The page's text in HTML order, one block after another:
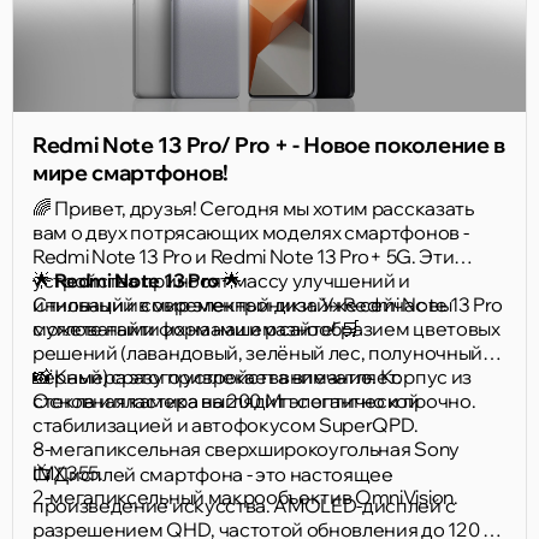
Redmi Note 13 Pro/ Pro + - Новое поколение в
мире смартфонов!
🌈 Привет, друзья! Сегодня мы хотим рассказать
вам о двух потрясающих моделях смартфонов -
Redmi Note 13 Pro и Redmi Note 13 Pro+ 5G. Эти
устройства приносят массу улучшений и
инноваций в мир электроники. Уже сейчас вы
можете найти их на нашем сайте! 🛒
🌟Redmi Note 13 Pro🌟
Стильный и современный дизайн Redmi Note 13 Pro
с угловатыми формами и разнообразием цветовых
решений (лавандовый, зелёный лес, полуночный
чёрный) сразу привлекает внимание. Корпус из
стекла и пластика выглядит элегантно и прочно.
📸 Камера этого устройства впечатляет:
Основная камера на 200 Мп с оптической
стабилизацией и автофокусом SuperQPD.
8-мегапиксельная сверхширокоугольная Sony
IMX355.
2-мегапиксельный макрообъектив OmniVision.
📺 Дисплей смартфона - это настоящее
произведение искусства. AMOLED-дисплей с
разрешением QHD, частотой обновления до 120 Гц